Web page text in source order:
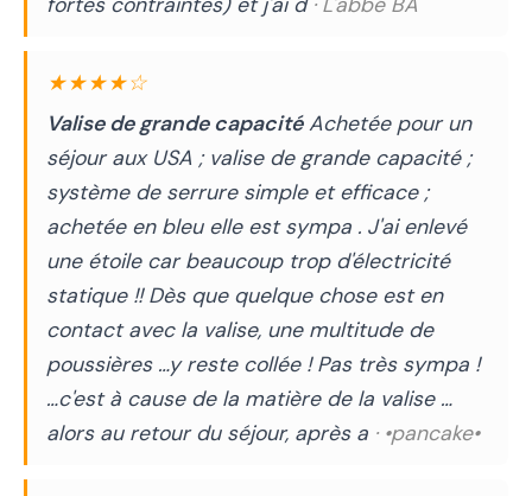
★★★★☆
Valise de grande capacitéAchetée pour un
séjour aux USA ; valise de grande capacité ;
système de serrure simple et efficace ;
achetée en bleu elle est sympa . J'ai enlevé
une étoile car beaucoup trop d'électricité
statique !! Dès que quelque chose est en
contact avec la valise, une multitude de
poussières …y reste collée ! Pas très sympa !
…c'est à cause de la matière de la valise …
alors au retour du séjour, après a · •pancake•